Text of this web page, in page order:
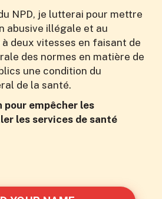
NPD, je lutterai pour mettre
abusive illégale et au
deux vitesses en faisant de
des normes en matière de
une condition du
de la santé.
empêcher les
les services de santé